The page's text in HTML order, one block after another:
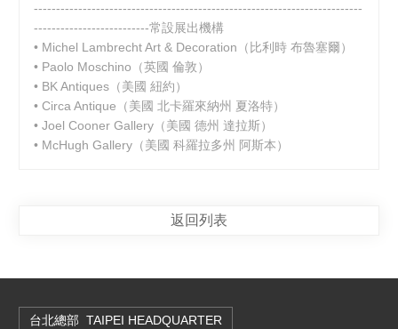
--------------------------------------------------------------------------
--------------------------常設展出機構
• Michel Lambrecht Art & Decoration（比利時 布魯塞爾）
• Paolo Moschino（英國 倫敦）
• BK Antiques（美國 紐約）
• Circa Antique（美國 北卡羅來納州 夏洛特）
• Joel Cooner Gallery（美國 德州 達拉斯）
• McHugh Gallery（美國 科羅拉多州 阿斯本）
返回列表
台北總部 TAIPEI HEADQUARTER